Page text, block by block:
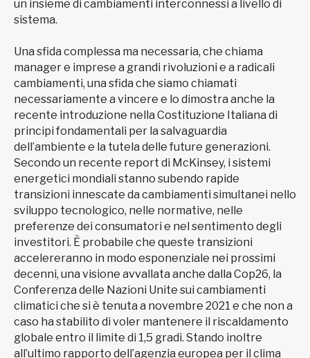
un insieme di cambiamenti interconnessi a livello di
sistema.
Una sfida complessa ma necessaria, che chiama
manager e imprese a grandi rivoluzioni e a radicali
cambiamenti, una sfida che siamo chiamati
necessariamente a vincere e lo dimostra anche la
recente introduzione nella Costituzione Italiana di
principi fondamentali per la salvaguardia
dell’ambiente e la tutela delle future generazioni.
Secondo un recente report di McKinsey, i sistemi
energetici mondiali stanno subendo rapide
transizioni innescate da cambiamenti simultanei nello
sviluppo tecnologico, nelle normative, nelle
preferenze dei consumatori e nel sentimento degli
investitori. È probabile che queste transizioni
accelereranno in modo esponenziale nei prossimi
decenni, una visione avvallata anche dalla Cop26, la
Conferenza delle Nazioni Unite sui cambiamenti
climatici che si è tenuta a novembre 2021 e che non a
caso ha stabilito di voler mantenere il riscaldamento
globale entro il limite di 1,5 gradi. Stando inoltre
all’ultimo rapporto dell’agenzia europea per il clima